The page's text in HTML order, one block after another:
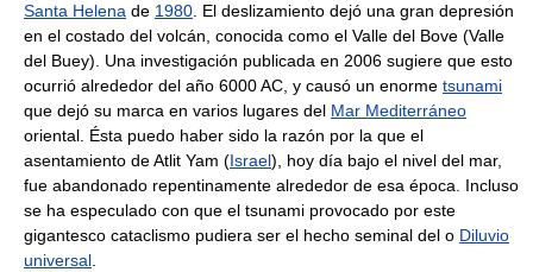
Santa Helena de 1980 . El deslizamiento dejó una gran depresión
en el costado del volcán, conocida como el Valle del Bove (Valle
del Buey). Una investigación publicada en 2006 sugiere que esto
ocurrió alrededor del año 6000 AC, y causó un enorme tsunami
que dejó su marca en varios lugares del Mar Mediterráneo
oriental. Ésta puedo haber sido la razón por la que el
asentamiento de Atlit Yam (Israel), hoy día bajo el nivel del mar,
fue abandonado repentinamente alrededor de esa época. Incluso
se ha especulado con que el tsunami provocado por este
gigantesco cataclismo pudiera ser el hecho seminal del o Diluvio
universal